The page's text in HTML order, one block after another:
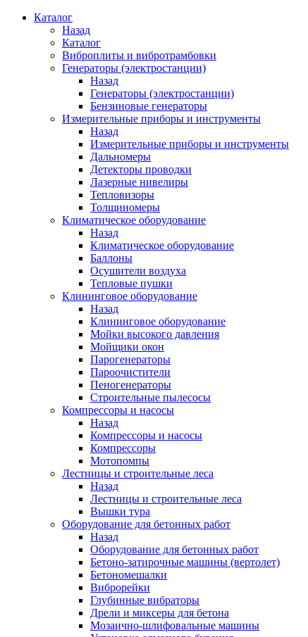
Каталог
Назад
Каталог
Виброплиты и вибротрамбовки
Генераторы (электростанции)
Назад
Генераторы (электростанции)
Бензиновые генераторы
Измерительные приборы и инструменты
Назад
Измерительные приборы и инструменты
Дальномеры
Детекторы проводки
Лазерные нивелиры
Тепловизоры
Толщиномеры
Климатическое оборудование
Назад
Климатическое оборудование
Баллоны
Осушители воздуха
Тепловые пушки
Клининговое оборудование
Назад
Клининговое оборудование
Мойки высокого давления
Мойщики окон
Парогенераторы
Пароочистители
Пеногенераторы
Строительные пылесосы
Компрессоры и насосы
Назад
Компрессоры и насосы
Компрессоры
Мотопомпы
Лестницы и строительные леса
Назад
Лестницы и строительные леса
Вышки тура
Оборудование для бетонных работ
Назад
Оборудование для бетонных работ
Бетоно-затирочные машины (вертолет)
Бетономешалки
Виброрейки
Глубинные вибраторы
Дрели и миксеры для бетона
Мозаично-шлифовальные машины